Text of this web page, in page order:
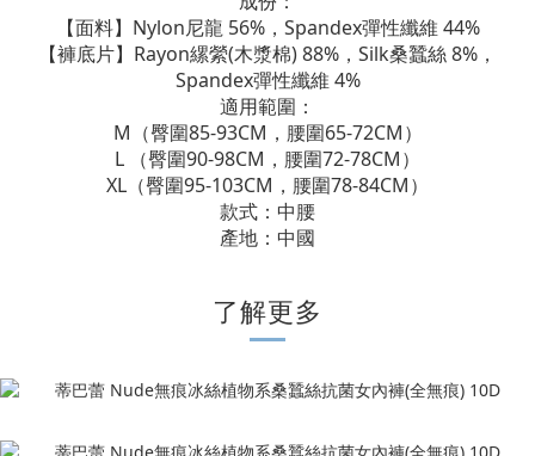
【面料】Nylon尼龍 56%，Spandex彈性纖維 44%
【褲底片】Rayon縲縈(木漿棉) 88%，Silk桑蠶絲 8%，
Spandex彈性纖維 4%
適用範圍：
M（臀圍85-93CM，腰圍65-72CM）
L （臀圍90-98CM，腰圍72-78CM）
XL（臀圍95-103CM，腰圍78-84CM）
款式：中腰
產地：中國
了解更多